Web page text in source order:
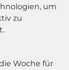
um
zu
Woche für